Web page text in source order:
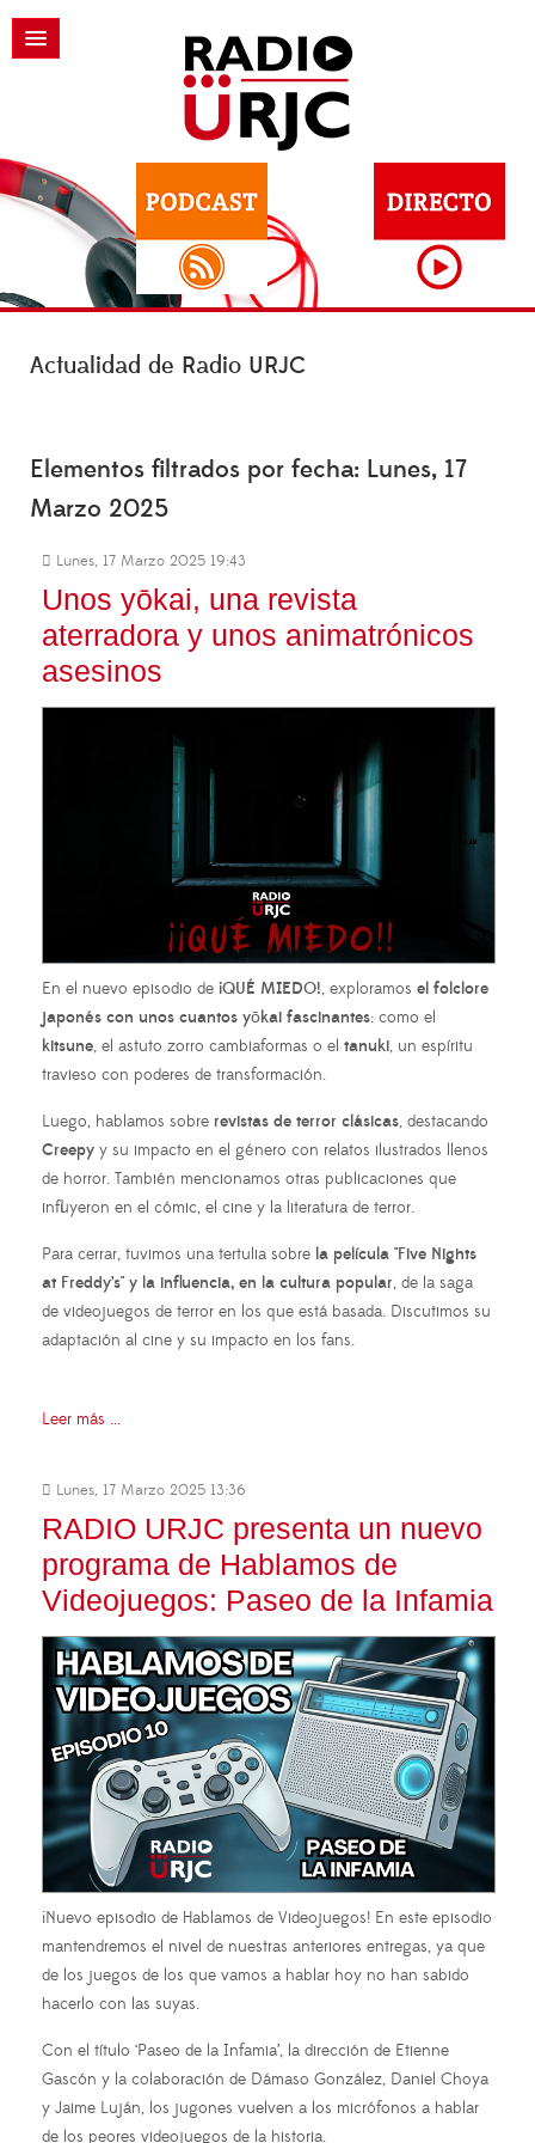
Actualidad de Radio URJC
Elementos filtrados por fecha: Lunes, 17
Marzo 2025
Lunes, 17 Marzo 2025 19:43
Unos yōkai, una revista
aterradora y unos animatrónicos
asesinos
En el nuevo episodio de ¡QUÉ MIEDO!, exploramos el folclore
japonés con unos cuantos yōkai fascinantes: como el
kitsune, el astuto zorro cambiaformas o el tanuki, un espíritu
travieso con poderes de transformación.
Luego, hablamos sobre revistas de terror clásicas, destacando
Creepy y su impacto en el género con relatos ilustrados llenos
de horror. También mencionamos otras publicaciones que
influyeron en el cómic, el cine y la literatura de terror.
Para cerrar, tuvimos una tertulia sobre la película "Five Nights
at Freddy’s" y la influencia, en la cultura popular, de la saga
de videojuegos de terror en los que está basada. Discutimos su
adaptación al cine y su impacto en los fans.
Leer más ...
Lunes, 17 Marzo 2025 13:36
RADIO URJC presenta un nuevo
programa de Hablamos de
Videojuegos: Paseo de la Infamia
¡Nuevo episodio de Hablamos de Videojuegos! En este episodio
mantendremos el nivel de nuestras anteriores entregas, ya que
de los juegos de los que vamos a hablar hoy no han sabido
hacerlo con las suyas.
Con el título ‘Paseo de la Infamia’, la dirección de Etienne
Gascón y la colaboración de Dámaso González, Daniel Choya
y Jaime Luján, los jugones vuelven a los micrófonos a hablar
de los peores videojuegos de la historia.